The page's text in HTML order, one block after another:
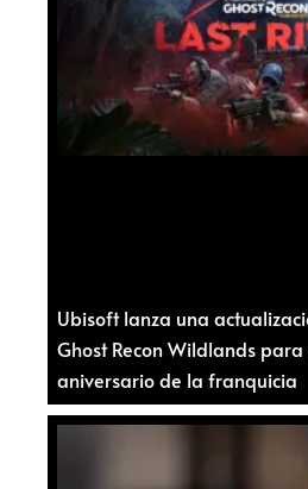
Ubisoft lanza una
Ghost Recon Wildlands
aniversario de la franquicia